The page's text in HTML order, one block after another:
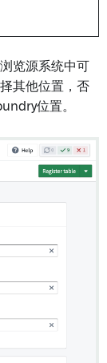
浏览源系统中可
其他位置，否
位置。